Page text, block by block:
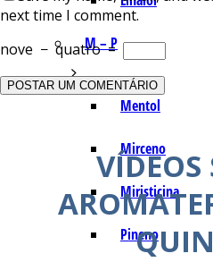
M – P
Mentol
Mirceno
Miristicina
Pineno
next time I comment.
nove − quatro=
VÍDEOS